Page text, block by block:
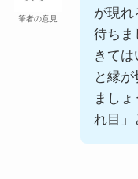
筆者の意見
が現れ
待ちま
きて
と縁
まし
れ目」